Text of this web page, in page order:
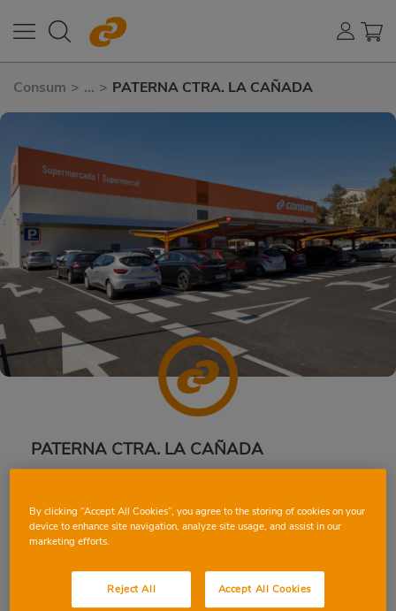
Consum > ... > PATERNA CTRA. LA CAÑADA
PATERNA CTRA. LA CAÑADA
Teléfono: 96 376 92 99
Cerrado
Sábado: 09:00-21:30
Domingo: Cerrado
By clicking “Accept All Cookies”, you agree to the storing of cookies on your
device to enhance site navigation, analyze site usage, and assist in our
marketing efforts.
Reject All Accept All Cookies